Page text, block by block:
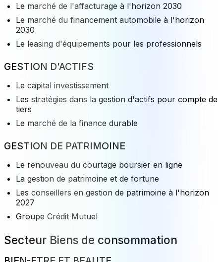
Le marché de l'affacturage à l'horizon 2030
Le marché du financement automobile à l'horizon
2030
Le leasing d'équipements pour les professionnels
GESTION D'ACTIFS
Le capital investissement
Les stratégies dans la gestion d'actifs pour compte de
tiers
Le marché de la finance durable
GESTION DE PATRIMOINE
Le renouveau du courtage boursier en ligne
La gestion de patrimoine et de fortune
Les conseillers en gestion de patrimoine à l'horizon
2027
Groupe Crédit Mutuel
Secteur Biens de consommation